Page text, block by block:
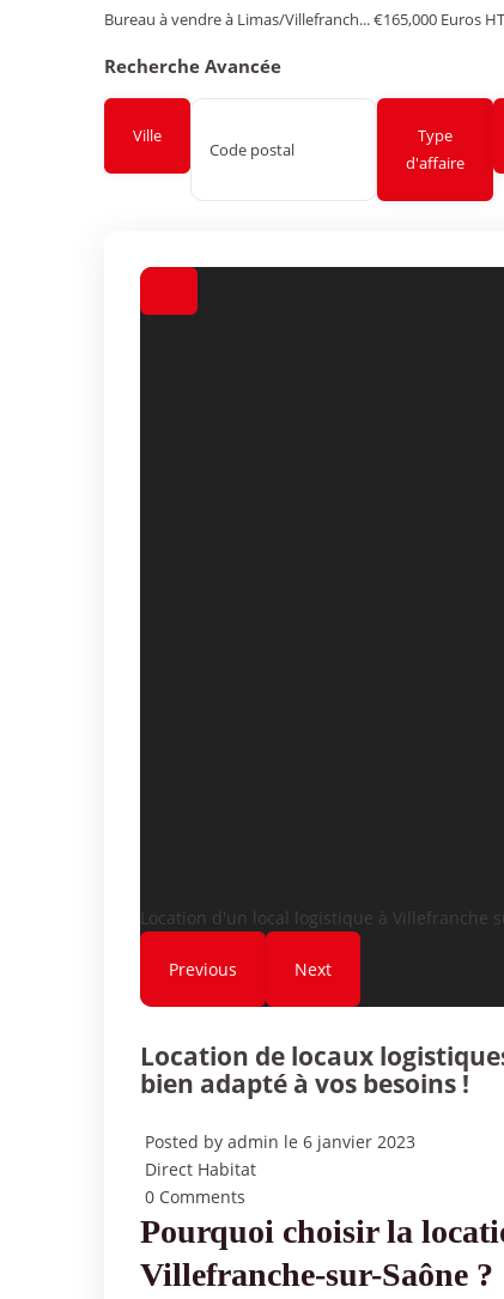
Location d'un local logistique à Villefranche
Previous Next
Location de locaux
bien adapté à vos besoins !
Posted by admin le 6 janvier 2023
Direct Habitat
0 Comments
Pourquoi choisir la
Villefranche-sur-Saône ?
Bureau à vendre à Limas/Villefranch...€165,000 Euros
Recherche Avancée
Ville
Type
d'affaire